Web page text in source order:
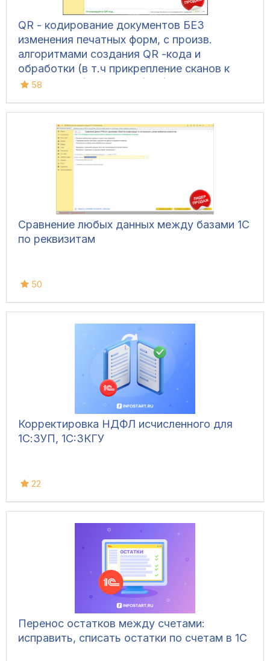
QR - кодирование документов БЕЗ
изменения печатных форм, с произв.
алгоритмами создания QR -кода и
обработки (в т.ч прикрепление сканов к
документам) для УТ 11 (все), ERP 2, КА 2,
58
Сравнение любых данных между базами 1С
по реквизитам
50
Корректировка НДФЛ исчисленного для
1С:ЗУП, 1C:ЗКГУ
22
Перенос остатков между счетами:
исправить, списать остатки по счетам в 1С